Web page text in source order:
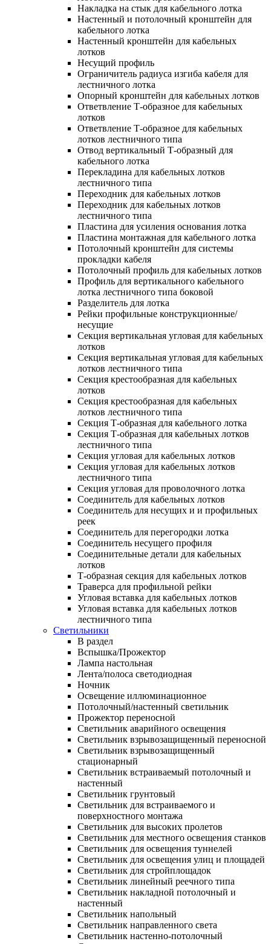
Накладка на стык для кабельного лотка
Настенный и потолочный кронштейн для
кабельного лотка
Настенный кронштейн для кабельных
лотков
Несущий профиль
Ограничитель радиуса изгиба кабеля для
лестничного лотка
Опорный кронштейн для кабельных лотков
Ответвление Т-образное для кабельных
лотков
Ответвление Т-образное для кабельных
лотков лестничного типа
Отвод вертикальный Т-образный для
кабельного лотка
Перекладина для кабельных лотков
лестничного типа
Переходник для кабельных лотков
Переходник для кабельных лотков
лестничного типа
Пластина для усиления основания лотка
Пластина монтажная для кабельного лотка
Потолочный кронштейн для системы
прокладки кабеля
Потолочный профиль для кабельных лотков
Профиль для вертикального кабельного
лотка лестничного типа боковой
Разделитель для лотка
Рейки профильные конструкционные/
несущие
Секция вертикальная угловая для кабельных
лотков
Секция вертикальная угловая для кабельных
лотков лестничного типа
Секция крестообразная для кабельных
лотков
Секция крестообразная для кабельных
лотков лестничного типа
Секция Т-образная для кабельного лотка
Секция Т-образная для кабельных лотков
лестничного типа
Секция угловая для кабельных лотков
Секция угловая для кабельных лотков
лестничного типа
Секция угловая для проволочного лотка
Соединитель для кабельных лотков
Соединитель для несущих и и профильных
реек
Соединитель для перегородки лотка
Соединитель несущего профиля
Соединительные детали для кабельных
лотков
Т-образная секция для кабельных лотков
Траверса для профильной рейки
Угловая вставка для кабельных лотков
Угловая вставка для кабельных лотков
лестничного типа
Светильники
В раздел
Вспышка/Прожектор
Лампа настольная
Лента/полоса светодиодная
Ночник
Освещение иллюминационное
Потолочный/настенный светильник
Прожектор переносной
Светильник аварийного освещения
Светильник взрывозащищенный переносной
Светильник взрывозащищенный
стационарный
Светильник встраиваемый потолочный и
настенный
Светильник грунтовый
Светильник для встраиваемого и
поверхностного монтажа
Светильник для высоких пролетов
Светильник для местного освещения станков
Светильник для освещения туннелей
Светильник для освещения улиц и площадей
Светильник для стройплощадок
Светильник линейный реечного типа
Светильник накладной потолочный и
настенный
Светильник напольный
Светильник направленного света
Светильник настенно-потолочный